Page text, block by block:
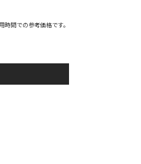
間での参考価格です。